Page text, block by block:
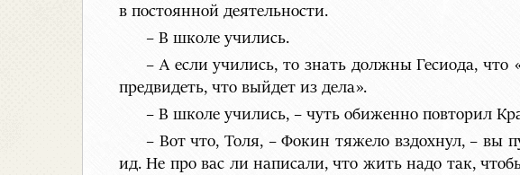
в постоянной деятельности.
– В школе учились.
– А если учились, то знать должны Гесиода, что
предвидеть, что выйдет из дела».
– В школе учились, – чуть обиженно повторил
– Вот что, Толя, – Фокин тяжело вздохнул, – вы
ид. Не про вас ли написали, что жить надо так,